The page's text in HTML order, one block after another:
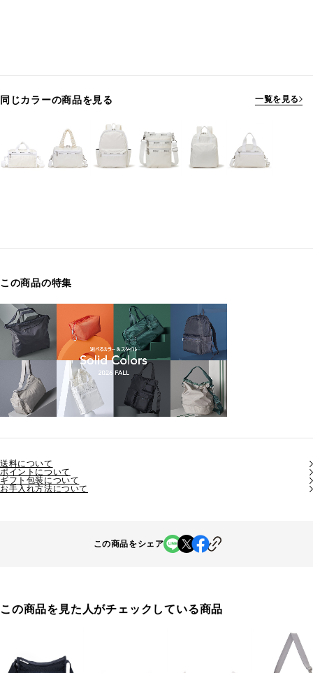
同じカラーの商品を見る 一覧を見る
この商品の特集
送料について
ポイントについて
ギフト包装について
お手入れ方法について
この商品をシェア
この商品を見た人がチェックしている商品